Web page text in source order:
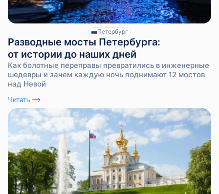
Петербург
Разводные мосты Петербурга:
от истории до наших дней
Как болотные переправы превратились в инженерные
шедевры и зачем каждую ночь поднимают 12 мостов
над Невой
Читать